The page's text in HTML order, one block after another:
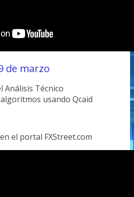
de marzo
Análisis Técnico
usando Qcaid
el portal FXStreet.com